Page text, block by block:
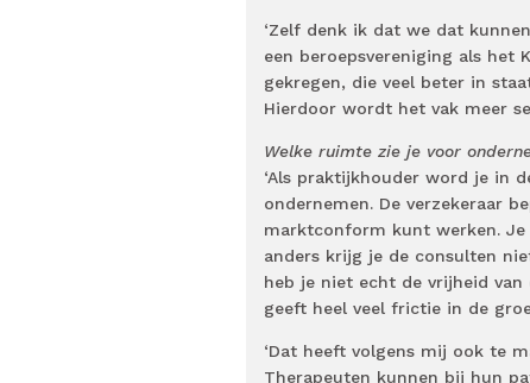
‘Zelf denk ik dat we dat
een beroepsvereniging als het
gekregen, die veel beter in
Hierdoor wordt het vak meer
Welke ruimte zie je voor
‘Als praktijkhouder word je in
ondernemen. De verzekeraar
marktconform kunt werken.
anders krijg je de consulten
heb je niet echt de vrijheid
geeft heel veel frictie in de
‘Dat heeft volgens mij ook te
Therapeuten kunnen bij hun